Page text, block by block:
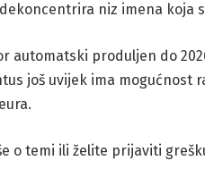
niz imena koja
automatski produljen do
još uvijek ima
o temi ili želite prijaviti